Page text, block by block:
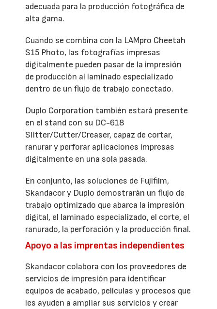
adecuada para la producción fotográfica de
alta gama.
Cuando se combina con la LAMpro Cheetah
S15 Photo, las fotografías impresas
digitalmente pueden pasar de la impresión
de producción al laminado especializado
dentro de un flujo de trabajo conectado.
Duplo Corporation también estará presente
en el stand con su DC-618
Slitter/Cutter/Creaser, capaz de cortar,
ranurar y perforar aplicaciones impresas
digitalmente en una sola pasada.
En conjunto, las soluciones de Fujifilm,
Skandacor y Duplo demostrarán un flujo de
trabajo optimizado que abarca la impresión
digital, el laminado especializado, el corte, el
ranurado, la perforación y la producción final.
Apoyo a las imprentas independientes
Skandacor colabora con los proveedores de
servicios de impresión para identificar
equipos de acabado, películas y procesos que
les ayuden a ampliar sus servicios y crear